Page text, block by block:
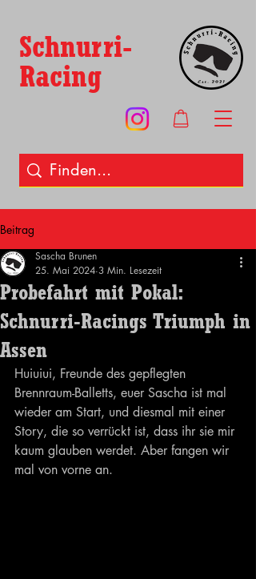
Schnurri-
Racing
Beitrag
Probefahrt mit Pokal:
Schnurri-Racings Triumph in
Assen
Sascha Brunen
25. Mai 2024 3 Min. Lesezeit
Huiuiui, Freunde des gepflegten
Brennraum-Balletts, euer Sascha ist mal
wieder am Start, und diesmal mit einer
Story, die so verrückt ist, dass ihr sie mir
kaum glauben werdet. Aber fangen wir
mal von vorne an.